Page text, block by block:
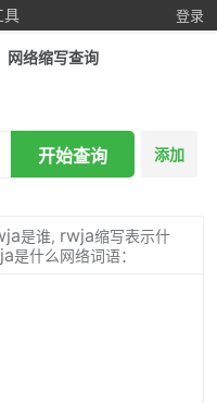
具 登录
网络缩写查询
开始查询 添加
是谁, rwja缩写表示什
是什么网络词语：